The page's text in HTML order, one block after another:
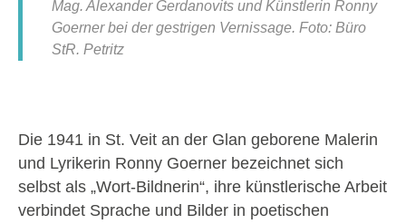
Mag. Alexander Gerdanovits und Künstlerin Ronny
Goerner bei der gestrigen Vernissage. Foto: Büro
StR. Petritz
Die 1941 in St. Veit an der Glan geborene Malerin
und Lyrikerin Ronny Goerner bezeichnet sich
selbst als „Wort-Bildnerin“, ihre künstlerische Arbeit
verbindet Sprache und Bilder in poetischen